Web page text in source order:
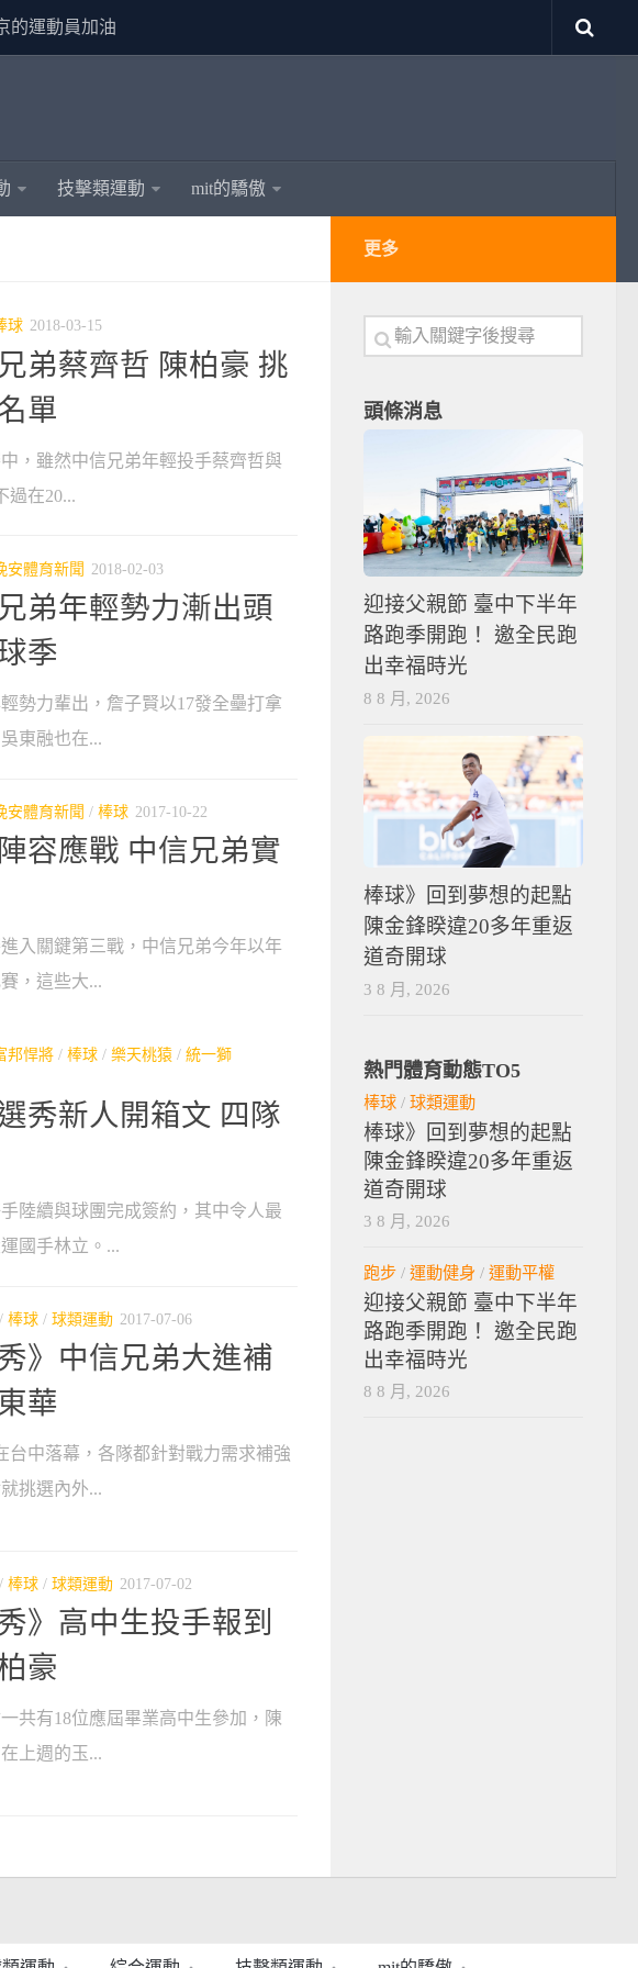
的運動員加油
技擊類運動 mit的驕傲
球 2018-03-15
弟蔡齊哲 陳柏豪 挑
單
，雖然中信兄弟年輕投手蔡齊哲與
過在20...
安體育新聞 2018-02-03
弟年輕勢力漸出頭
季
勢力輩出，詹子賢以17發全壘打拿
東融也在...
安體育新聞 / 棒球 2017-10-22
容應戰 中信兄弟實
入關鍵第三戰，中信兄弟今年以年
，這些大...
邦悍將 / 棒球 / 樂天桃猿 / 統一獅
秀新人開箱文 四隊
陸續與球團完成簽約，其中令人最
國手林立。...
/ 棒球 / 球類運動 2017-07-06
》中信兄弟大進補
華
台中落幕，各隊都針對戰力需求補強
挑選內外...
/ 棒球 / 球類運動 2017-07-02
》高中生投手報到
豪
共有18位應屆畢業高中生參加，陳
上週的玉...
更多
頭條消息
迎接父親節 臺中下半年
路跑季開跑！ 邀全民跑
出幸福時光
8 8 月, 2026
棒球》回到夢想的起點
陳金鋒睽違20多年重返
道奇開球
3 8 月, 2026
熱門體育動態TO5
棒球 / 球類運動
棒球》回到夢想的起點
陳金鋒睽違20多年重返
道奇開球
3 8 月, 2026
跑步 / 運動健身 / 運動平權
迎接父親節 臺中下半年
路跑季開跑！ 邀全民跑
出幸福時光
8 8 月, 2026